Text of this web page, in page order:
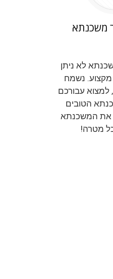
משכנתא
לא ניתן
נשמח
עבורכם
הטובים
את המשכנתא
מטרה!